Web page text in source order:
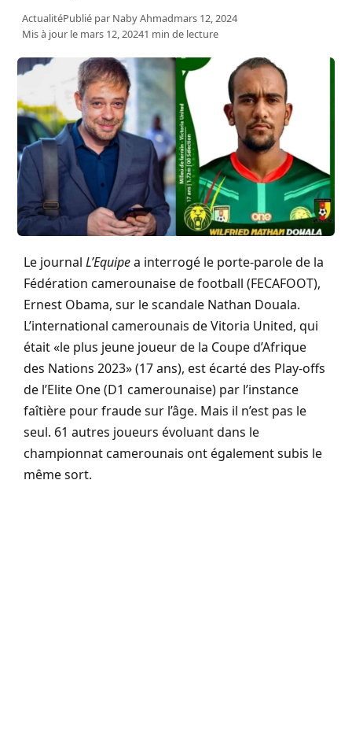
ActualitéPublié par Naby Ahmadmars 12, 2024
Mis à jour le mars 12, 20241 min de lecture
Le journal L’Equipea interrogé le porte-parole de la
Fédération camerounaise de football (FECAFOOT),
Ernest Obama, sur le scandale Nathan Douala.
L’international camerounais de Vitoria United, qui
était «le plus jeune joueur de la Coupe d’Afrique
des Nations 2023» (17 ans), est écarté des Play-offs
de l’Elite One (D1 camerounaise) par l’instance
faîtière pour fraude sur l’âge. Mais il n’est pas le
seul. 61 autres joueurs évoluant dans le
championnat camerounais ont également subis le
même sort.